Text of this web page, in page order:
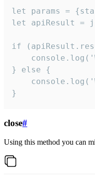
let params =
let apiResult =
if
} else {
}
close#
Using this method you can